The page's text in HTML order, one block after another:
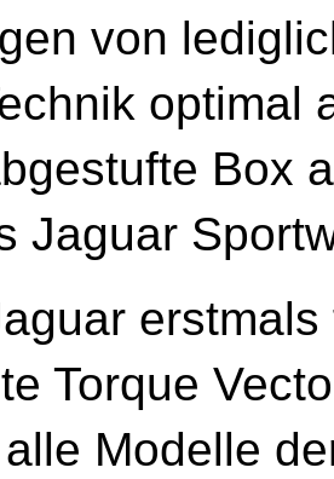
von
optimal
Box
Jaguar
Torque
Modelle